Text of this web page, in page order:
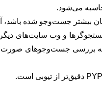
می‌شود.
بیشتر جست‌و‌جو شده باشد،
و وب سایت‌های دیگری
به بررسی جست‌و‌جوهای صورت